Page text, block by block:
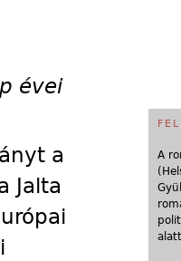
évei
A
a
Jalta